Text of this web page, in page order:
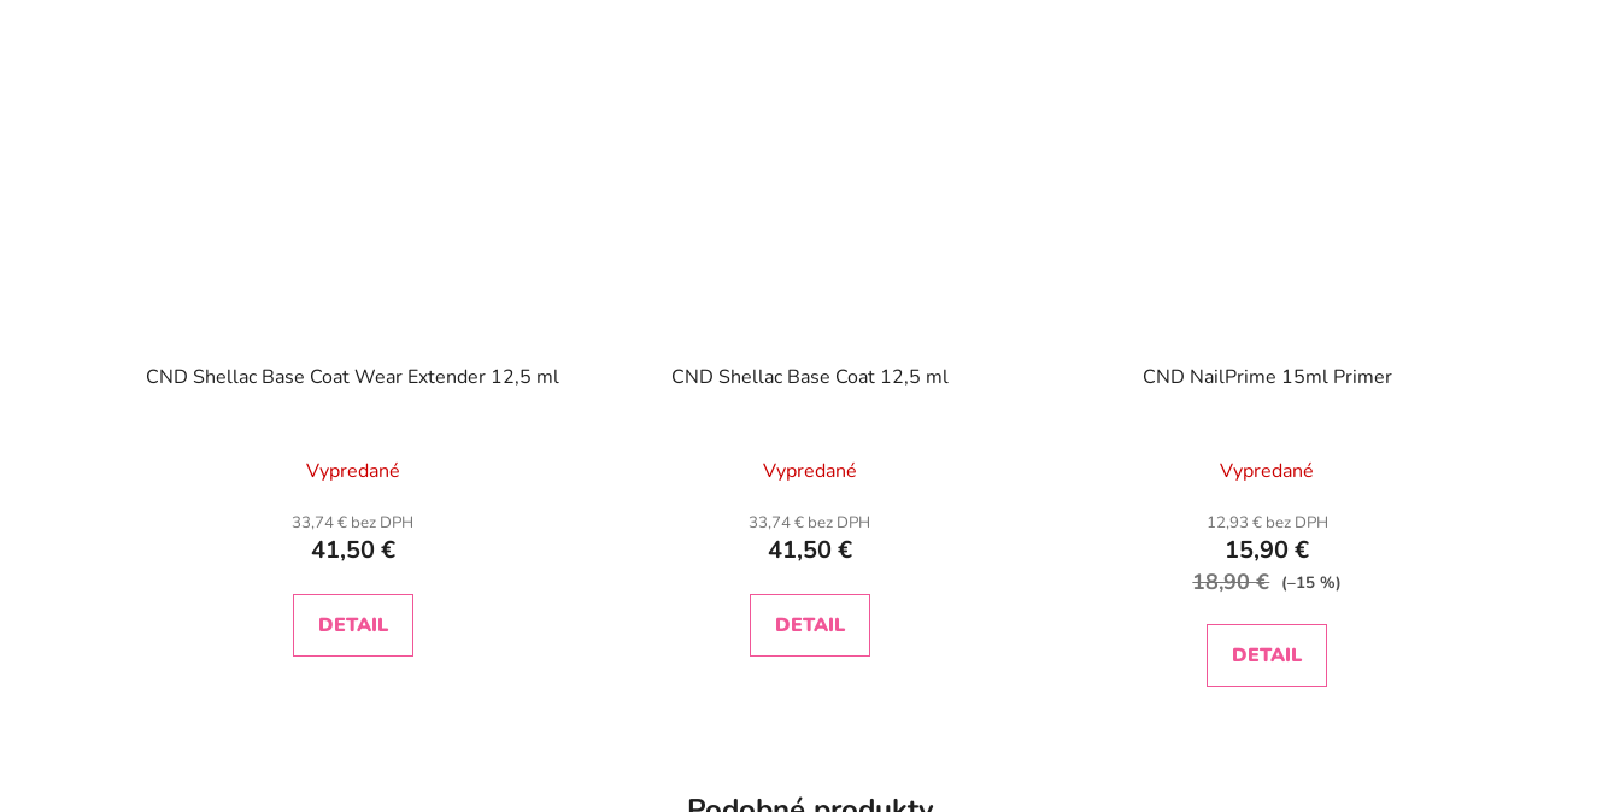
CND Shellac Base Coat Wear Extender 12,5 ml
Vypredané
33,74 € bez DPH
41,50 €
DETAIL
CND Shellac Base Coat 12,5 ml
Vypredané
33,74 € bez DPH
41,50 €
DETAIL
CND NailPrime 15ml Primer
Vypredané
12,93 € bez DPH
15,90 €
18,90 € (–15 %)
DETAIL